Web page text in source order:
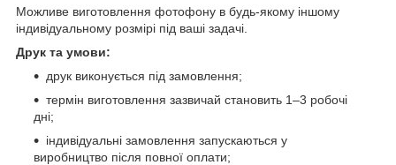
Можливе виготовлення фотофону в будь-якому іншому
індивідуальному розмірі під ваші задачі.
Друк та умови:
друк виконується під замовлення;
термін виготовлення зазвичай становить 1–3 робочі
дні;
індивідуальні замовлення запускаються у
виробництво після повної оплати;